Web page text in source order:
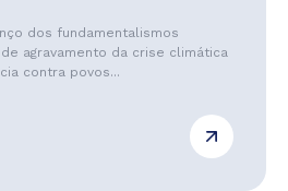
dos fundamentalismos
agravamento da crise climática
contra povos...